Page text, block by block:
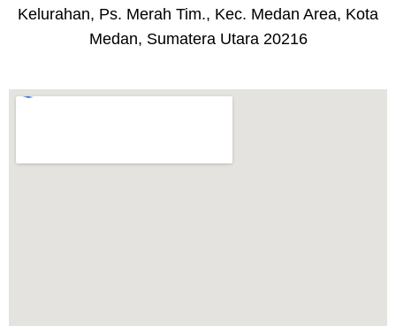
Kelurahan, Ps. Merah Tim., Kec. Medan Area, Kota
Medan, Sumatera Utara 20216